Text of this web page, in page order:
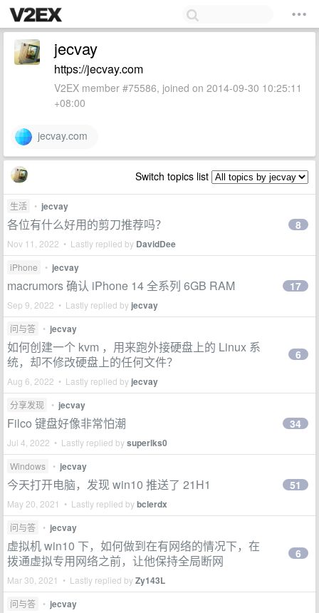
jecvay
https://jecvay.com
V2EX member #75586, joined on 2014-09-30 10:25:11
+08:00
jecvay.com
Switch topics list
生活 • jecvay
各位有什么好用的剪刀推荐吗？
Nov 11, 2022 • Lastly replied by DavidDee
8
iPhone • jecvay
macrumors 确认 iPhone 14 全系列 6GB RAM
Sep 9, 2022 • Lastly replied by jecvay
17
问与答 • jecvay
如何创建一个 kvm ，用来跑外接硬盘上的 Linux 系
统，却不修改硬盘上的任何文件？
Aug 6, 2022 • Lastly replied by jecvay
6
分享发现 • jecvay
Filco 键盘好像非常怕潮
Jul 4, 2022 • Lastly replied bysuperlks0
34
Windows • jecvay
今天打开电脑，发现 win10 推送了 21H1
May 20, 2021 • Lastly replied bybclerdx
51
问与答 • jecvay
虚拟机 win10 下，如何做到在有网络的情况下，在
拨通虚拟专用网络之前，让他保持全局断网
Mar 30, 2021 • Lastly replied byZy143L
6
问与答 • jecvay